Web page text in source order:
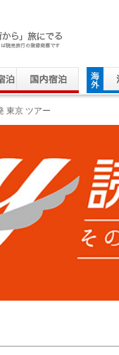
Service
東京 ツアー